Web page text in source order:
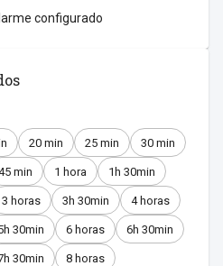
configurado
20 min 25 min 30 min
min 1 hora 1h 30min
3 horas 3h 30min 4 horas
30min 6 horas 6h 30min
30min 8 horas